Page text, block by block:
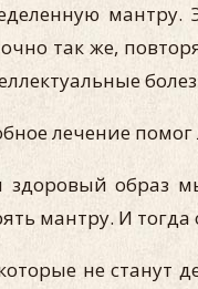
так же,
лечение
образ
мантру. И
не станут